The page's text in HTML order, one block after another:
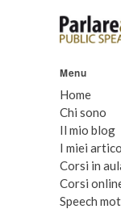
Menu
Home
Chi sono
Il mio blog
I miei
Corsi in
Corsi
Speech